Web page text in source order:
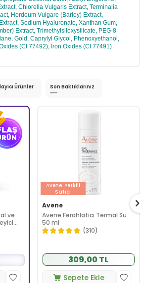
Chlorella Vulgaris Extract, Terminalia
Hordeum Vulgare (Barley) Extract,
Sodium Hyaluronate, Xanthan Gum,
Extract, Trimethylsiloxysilicate, PEG-8
Gold, Caprylyl Glycol, Phenoxyethanol,
(CI 77492), Iron Oxides (CI 77491)
Ürünler Son Baktıklarınız
ve
Avene Yetkili
Satıcı
Avene
Avene Ferahlatıcı Termal Su
50 ml
(310)
309,00 TL
Sepete Ekle